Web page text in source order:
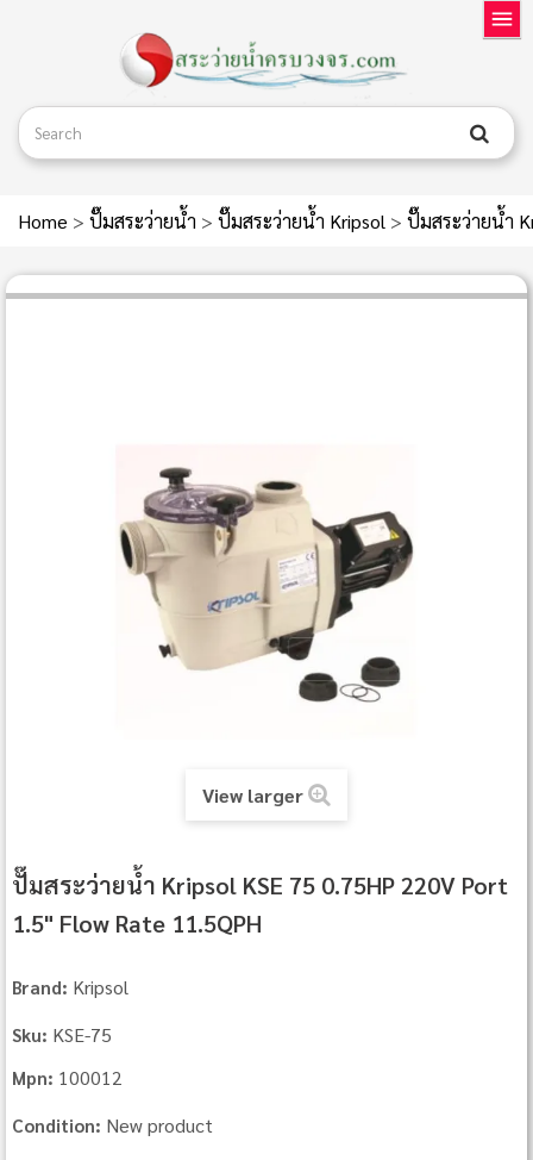
Home > ปั๊มสระว่ายน้ำ > ปั๊มสระว่ายน้ำ Kripsol > ปั๊มสระว่ายน้ำ
View larger
ปั๊มสระว่ายน้ำ Kripsol KSE 75 0.75HP 220V Port
1.5" Flow Rate 11.5QPH
Brand: Kripsol
Sku: KSE-75
Mpn: 100012
Condition: New product